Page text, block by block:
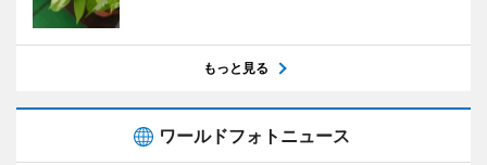
もっと見る
ワールドフォトニュース